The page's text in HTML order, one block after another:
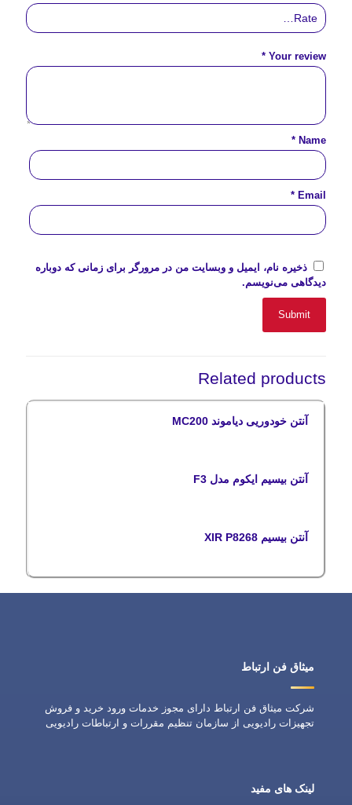
Your review
*
Name
*
Email
*
ذخیره نام، ایمیل و وبسایت من در مرورگر برای زمانی که دوباره
دیدگاهی می‌نویسم.
Related products
آنتن خودوریی دیاموند MC200
آنتن بیسیم ایکوم مدل F3
آنتن بیسیم XIR P8268
میثاق فن ارتباط
شرکت میثاق فن ارتباط دارای مجوز خدمات ورود خرید و فروش
تجهیزات رادیویی از سازمان تنظیم مقررات و ارتباطات رادیویی
لینک های مفید